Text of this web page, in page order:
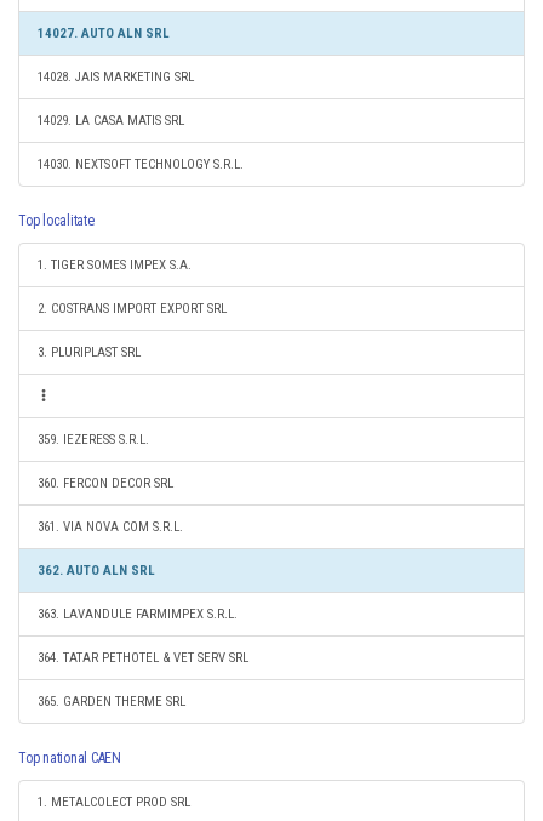
14027. AUTO ALN SRL
14028. JAIS MARKETING SRL
14029. LA CASA MATIS SRL
14030. NEXTSOFT TECHNOLOGY S.R.L.
Top localitate
1. TIGER SOMES IMPEX S.A.
2. COSTRANS IMPORT EXPORT SRL
3. PLURIPLAST SRL
359. IEZERESS S.R.L.
360. FERCON DECOR SRL
361. VIA NOVA COM S.R.L.
362. AUTO ALN SRL
363. LAVANDULE FARMIMPEX S.R.L.
364. TATAR PETHOTEL & VET SERV SRL
365. GARDEN THERME SRL
Top national CAEN
1. METALCOLECT PROD SRL